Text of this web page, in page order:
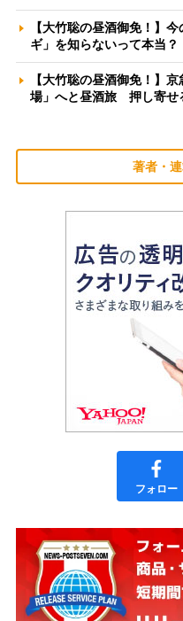
【大竹聡の昼酒御免！】
ギ」を知らないって本当
【大竹聡の昼酒御免！】
場」へと昼酒旅 押し寄
著者・
フォロー